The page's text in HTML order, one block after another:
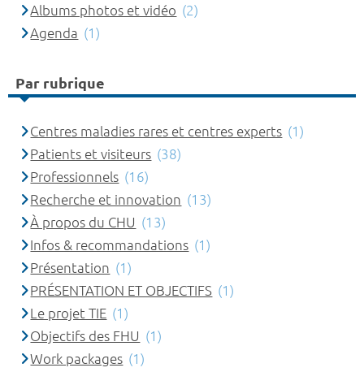
Albums photos et vidéo (2)
Agenda (1)
Par rubrique
Centres maladies rares et centres experts (1)
Patients et visiteurs (38)
Professionnels (16)
Recherche et innovation (13)
À propos du CHU (13)
Infos & recommandations (1)
Présentation (1)
PRÉSENTATION ET OBJECTIFS (1)
Le projet TIE (1)
Objectifs des FHU (1)
Work packages (1)